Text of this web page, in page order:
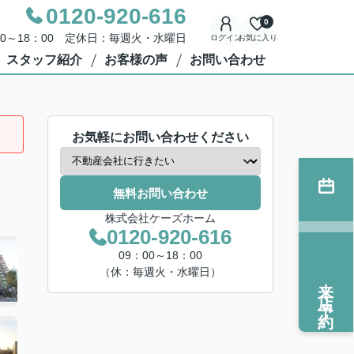
0120-920-616
～18：00 定休日：毎週火・水曜日 ログインお気に入り
0
スタッフ紹介 お客様の声 お問い合わせ
お気軽にお問い合わせください
無料お問い合わせ
株式会社ケーズホーム
0120-920-616
09：00～18：00
（休：毎週火・水曜日）
来店予約